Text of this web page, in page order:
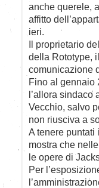
anche querele,
affitto
ieri.
Il proprietario
della Rototype,
comunicazione
Fino al gennaio
l’allora sindaco
Vecchio, salvo
non riusciva a
A tenere puntati
mostra che
le opere di
Per